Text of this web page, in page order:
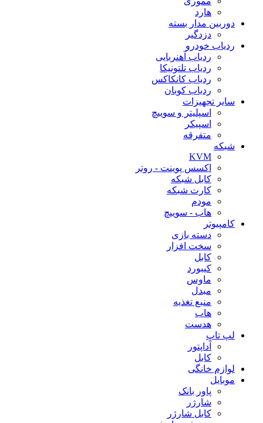
هارد
دوربین مدار بسته
دزدگیر
ردیاب خودرو
ردیاب آهنربایی
ردیاب تلتونیکا
ردیاب کانکاکس
ردیاب کوبان
سایر تجهیزات
اسپلیتر و سوییچ
اسپیکر
متفرقه
شبکه
KVM
اکسس پوینت - روتر
کابل شبکه
کارت شبکه
مودم
هاب - سوییچ
کامپیوتر
دسته بازی
سخت افزار
کابل
کیبورد
ماوس
مبدل
منبع تغذیه
هاب
هدست
لپ تاپ
آداپتور
کابل
لوازم خانگی
موبایل
پاور بانک
شارژر
کابل شارژر